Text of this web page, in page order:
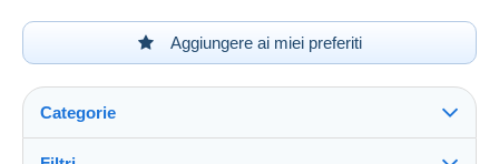
Aggiungere ai miei preferiti
Categorie